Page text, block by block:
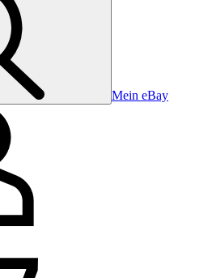
Mein eBay